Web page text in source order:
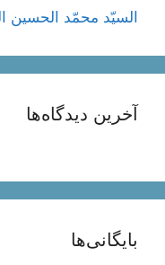
السيّد محمّد الحسين
آخرین دیدگاه‌ها
بایگانی‌ها